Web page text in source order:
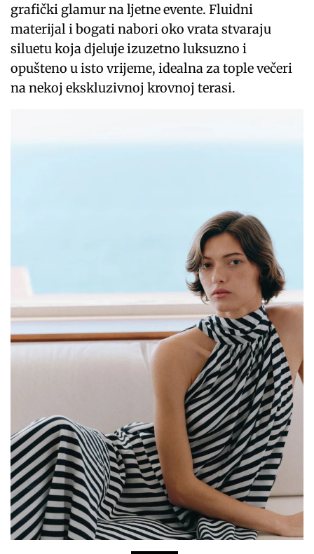
grafički glamur na ljetne evente. Fluidni
materijal i bogati nabori oko vrata stvaraju
siluetu koja djeluje izuzetno luksuzno i
opušteno u isto vrijeme, idealna za tople večeri
na nekoj ekskluzivnoj krovnoj terasi.